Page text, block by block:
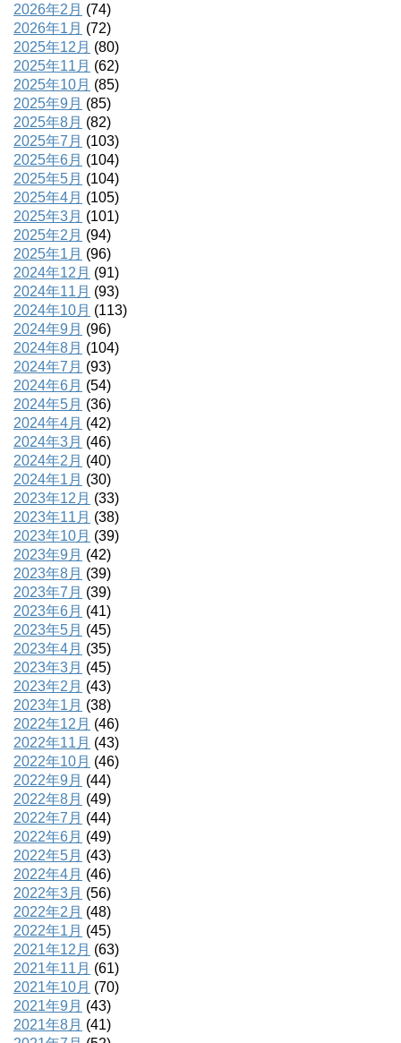
2026年2月 (74)
2026年1月 (72)
2025年12月 (80)
2025年11月 (62)
2025年10月 (85)
2025年9月 (85)
2025年8月 (82)
2025年7月 (103)
2025年6月 (104)
2025年5月 (104)
2025年4月 (105)
2025年3月 (101)
2025年2月 (94)
2025年1月 (96)
2024年12月 (91)
2024年11月 (93)
2024年10月 (113)
2024年9月 (96)
2024年8月 (104)
2024年7月 (93)
2024年6月 (54)
2024年5月 (36)
2024年4月 (42)
2024年3月 (46)
2024年2月 (40)
2024年1月 (30)
2023年12月 (33)
2023年11月 (38)
2023年10月 (39)
2023年9月 (42)
2023年8月 (39)
2023年7月 (39)
2023年6月 (41)
2023年5月 (45)
2023年4月 (35)
2023年3月 (45)
2023年2月 (43)
2023年1月 (38)
2022年12月 (46)
2022年11月 (43)
2022年10月 (46)
2022年9月 (44)
2022年8月 (49)
2022年7月 (44)
2022年6月 (49)
2022年5月 (43)
2022年4月 (46)
2022年3月 (56)
2022年2月 (48)
2022年1月 (45)
2021年12月 (63)
2021年11月 (61)
2021年10月 (70)
2021年9月 (43)
2021年8月 (41)